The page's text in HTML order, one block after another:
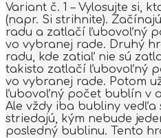
Variant č. 1 – Vylosujte si,
(napr. Si strihnite).
radu a zatlačí ľubovoľný
vo vybranej rade. Druhý
radu, kde zatiaľ nie sú
takisto zatlačí ľubovoľný
vo vybranej rade. Potom
ľubovoľný počet bublín v
Ale vždy iba bubliny vedľa
striedajú, kým nebude
posledný bublinu. Tento